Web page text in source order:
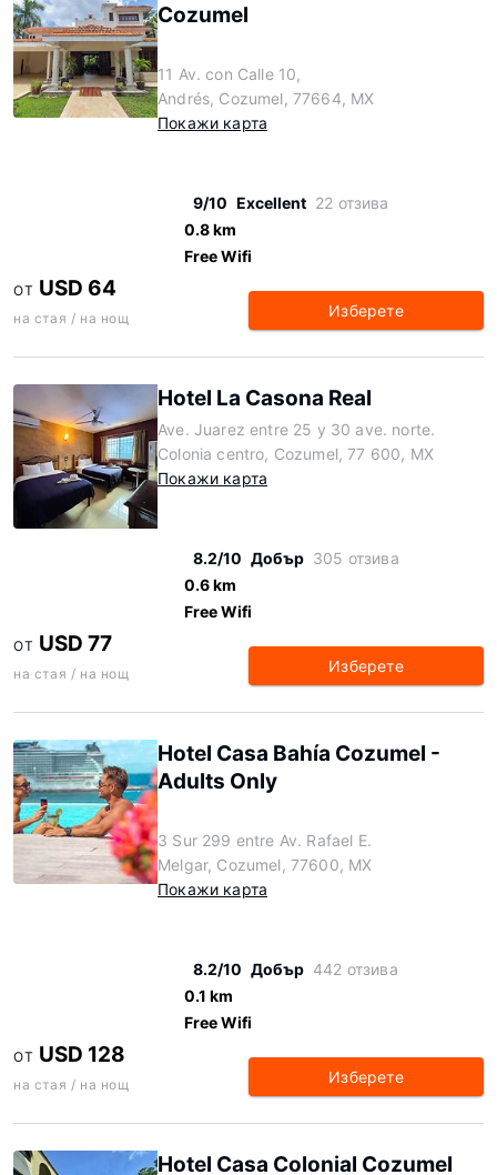
Cozumel
11 Av. con Calle 10,
Andrés, Cozumel, 77664, MX
Покажи карта
9/10 Excellent 22 отзива
0.8 km
Free Wifi
ОТ USD 64
на стая / на нощ Изберете
Hotel La Casona Real
Ave. Juarez entre 25 y 30 ave. norte.
Colonia centro, Cozumel, 77 600, MX
Покажи карта
8.2/10 Добър 305 отзива
0.6 km
Free Wifi
ОТ USD 77
на стая / на нощ Изберете
Hotel Casa Bahía Cozumel -
Adults Only
3 Sur 299 entre Av. Rafael E.
Melgar, Cozumel, 77600, MX
Покажи карта
8.2/10 Добър 442 отзива
0.1 km
Free Wifi
ОТ USD 128
на стая / на нощ Изберете
Hotel Casa Colonial Cozumel